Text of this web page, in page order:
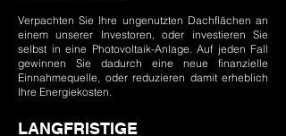
Verpachten Sie Ihre ungenutzten Dachflächen an
einem unserer Investoren, oder investieren Sie
selbst in eine Photovoltaik-Anlage. ​Auf jeden Fall
gewinnen Sie dadurch eine neue finanzielle
Einnahmequelle, oder reduzieren damit erheblich
Ihre Energiekosten.
LANGFRISTIGE